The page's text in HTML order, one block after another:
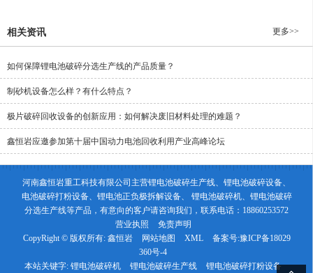
相关资讯 更多>>
如何保障锂电池破碎分选生产线的产品质量？
制砂机设备怎么样？有什么特点？
极片破碎回收设备的创新应用：如何解决废旧材料处理的难题？
鑫恒岩应邀参加第十届中国动力电池回收利用产业高峰论坛
河南鑫恒岩重工科技有限公司主营锂电池破碎生产线、锂电池破碎设备、
电池破碎打粉设备、锂电池正负极拆解设备、 锂电池破碎机、锂电池破碎
分选生产线等产品，有意向的客户请咨询我们，联系电话：18860253572
营业执照
免责声明
CopyRight © 版权所有: 鑫恒岩 网站地图 XML 备案号:豫ICP备18029
360号-4
本站关键字: 锂电池破碎机 锂电池破碎生产线 锂电池破碎打粉设备